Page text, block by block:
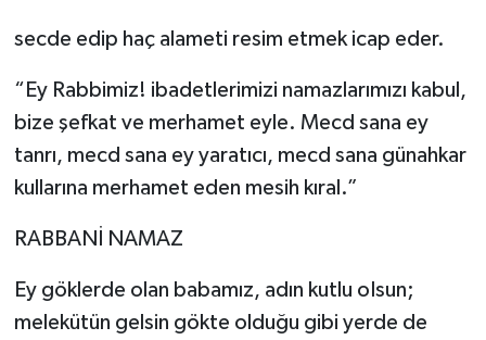
secde edip haç alameti resim etmek icap eder.
“Ey Rabbimiz! ibadetlerimizi namazlarımızı kabul,
bize şefkat ve merhamet eyle. Mecd sana ey
tanrı, mecd sana ey yaratıcı, mecd sana günahkar
kullarına merhamet eden mesih kıral.”
RABBANİ NAMAZ
Ey göklerde olan babamız, adın kutlu oIsun;
melekütün gelsin gökte olduğu gibi yerde de